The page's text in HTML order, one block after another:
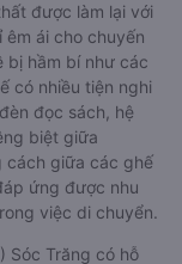
được làm lại với
ái cho chuyến
bị hầm bí như các
có nhiều tiện nghi
đọc sách, hệ
biệt giữa
cách giữa các ghế
ứng được nhu
việc di chuyển.
Sóc Trăng có hỗ